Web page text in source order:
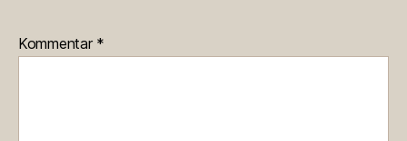
Kommentar *